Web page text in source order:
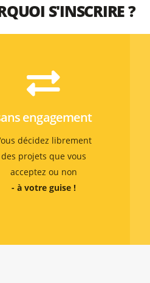
S'INSCRIRE ?
engagement
décidez librement
des projets que vous
acceptez ou non
- à votre guise !